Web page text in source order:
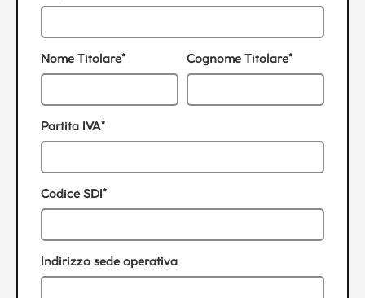
Nome Titolare* Cognome Titolare*
Partita IVA*
Codice SDI*
Indirizzo sede operativa